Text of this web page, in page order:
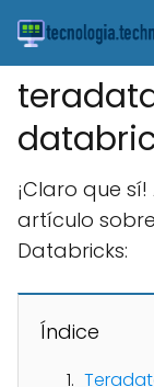
¡Claro que
artículo
Databricks:
Índice